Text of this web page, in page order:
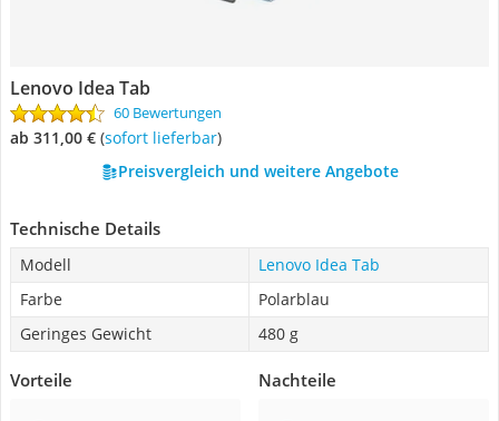
Lenovo Idea Tab
60 Bewertungen
ab 311,00 € ( Sofort lieferbar)
Preisvergleich und weitere Angebote
Technische Details
Modell
Lenovo Idea Tab
Farbe
Polarblau
Geringes Gewicht
480 g
Vorteile Nachteile